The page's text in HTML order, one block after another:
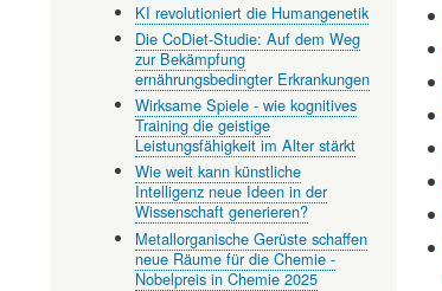
KI revolutioniert die Humangenetik
Die CoDiet-Studie: Auf dem Weg
zur Bekämpfung
ernährungsbedingter Erkrankungen
Wirksame Spiele - wie kognitives
Training die geistige
Leistungsfähigkeit im Alter stärkt
Wie weit kann künstliche
Intelligenz neue Ideen in der
Wissenschaft generieren?
Metallorganische Gerüste schaffen
neue Räume für die Chemie -
Nobelpreis in Chemie 2025